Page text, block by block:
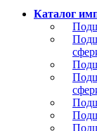
Каталог